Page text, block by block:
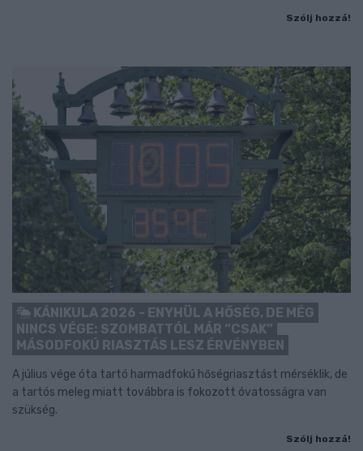
Szólj hozzá!
KÁNIKULA 2026 - ENYHÜL A HŐSÉG, DE MÉG
NINCS VÉGE: SZOMBATTÓL MÁR “CSAK”
MÁSODFOKÚ RIASZTÁS LESZ ÉRVÉNYBEN
A július vége óta tartó harmadfokú hőségriasztást mérséklik, de
a tartós meleg miatt továbbra is fokozott óvatosságra van
szükség.
Szólj hozzá!